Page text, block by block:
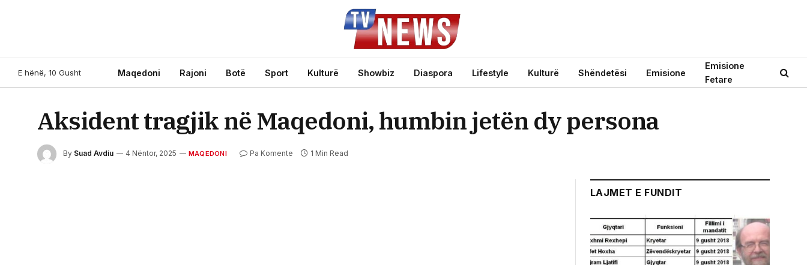
E hënë, 10 Gusht Maqedoni Rajoni Botë Sport Kulturë Showbiz Diaspora Lifestyle Kulturë Shëndetësi Emisione
Emisione
Fetare
Aksident tragjik në Maqedoni, humbin jetën dy persona
By Suad Avdiu 4 Nëntor, 2025 MAQEDONI Pa Komente 1 Min Read
LAJMET E FUNDIT